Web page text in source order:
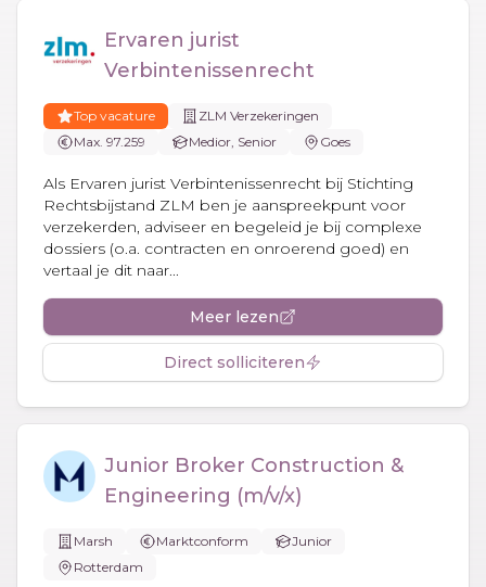
Ervaren jurist
Verbintenissenrecht
Top vacature
ZLM Verzekeringen
Max. 97.259
Medior, Senior Goes
Als Ervaren jurist Verbintenissenrecht bij Stichting
Rechtsbijstand ZLM ben je aanspreekpunt voor
verzekerden, adviseer en begeleid je bij complexe
dossiers (o.a. contracten en onroerend goed) en
vertaal je dit naar...
Meer lezen
Direct solliciteren
Junior Broker Construction &
Engineering (m/v/x)
Marsh Marktconform
Junior
Rotterdam